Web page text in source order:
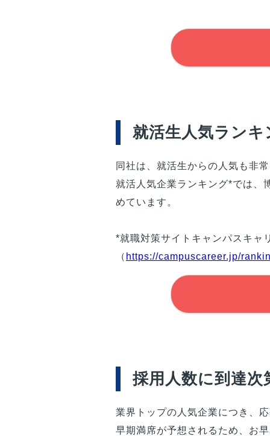
就活生人気ラン
同社は、就活生からの人気も非
就活人気企業ランキング*では、
めています。
*就職対策サイトキャンパスキ
（ https://campuscareer.jp/
採用人数に到達
業界トップの人気企業につき、
早期満席が予想されるため、お